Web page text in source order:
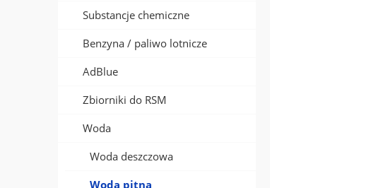
Substancje chemiczne
Benzyna / paliwo lotnicze
AdBlue
Zbiorniki do RSM
Woda
Woda deszczowa
Woda pitna